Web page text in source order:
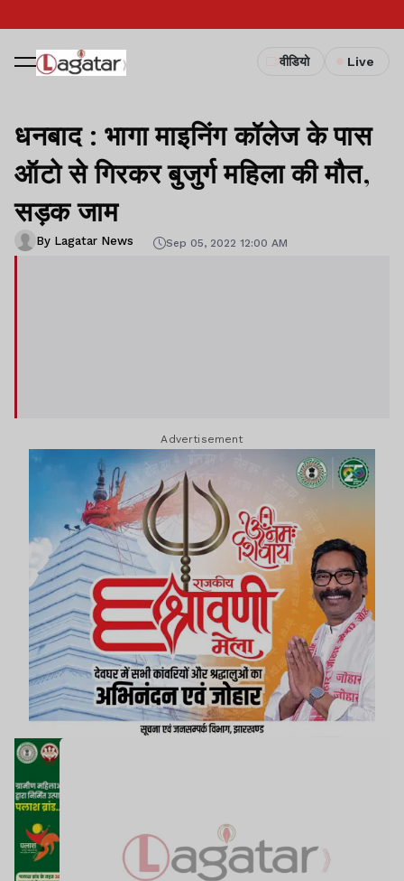
वीडियो Live
धनबाद : भागा माइनिंग कॉलेज के पास
ऑटो से गिरकर बुजुर्ग महिला की मौत,
सड़क जाम
By Lagatar News Sep 05, 2022 12:00 AM
Advertisement